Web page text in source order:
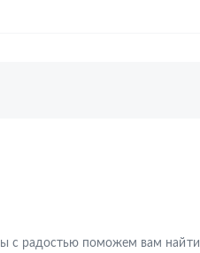
с радостью поможем вам найти